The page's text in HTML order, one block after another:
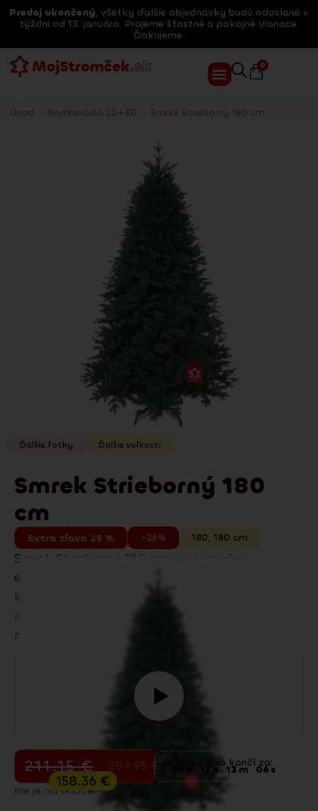
Predaj ukončený, všetky ďalšie objednávky budú odoslané v
týždni od 13. januára. Prajeme šťastné a pokojné Vianoce.
Ďakujeme.
0
Úvod Kombinácia 2D+3D Smrek Strieborný 180 cm
Ďalšie fotky Ďalšie veľkosti
Smrek Strieborný 180
cm
Extra zľava 25 % -26% 180, 180 cm
Smrek Strieborný 180 cm sa vyznačuje
elegantnou siluetou a tradičným vzhľadom a
kombináciou 3D PE a 2D PVC ihličia pre
realistický vzhľad. Skvelo sa hodí do
moderných aj tradičných interiérov.
158.36 €
€
211.15€ Extra zľava končí za:
d h 13m 05s
Nie je na sklade